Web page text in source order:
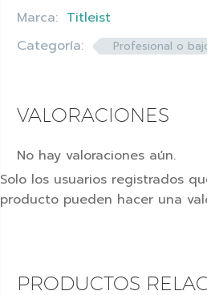
Marca: Titleist
Categoría:
Profesional o
VALORACIONES
No hay valoraciones aún.
Solo los usuarios registrados
producto pueden hacer una
PRODUCTOS